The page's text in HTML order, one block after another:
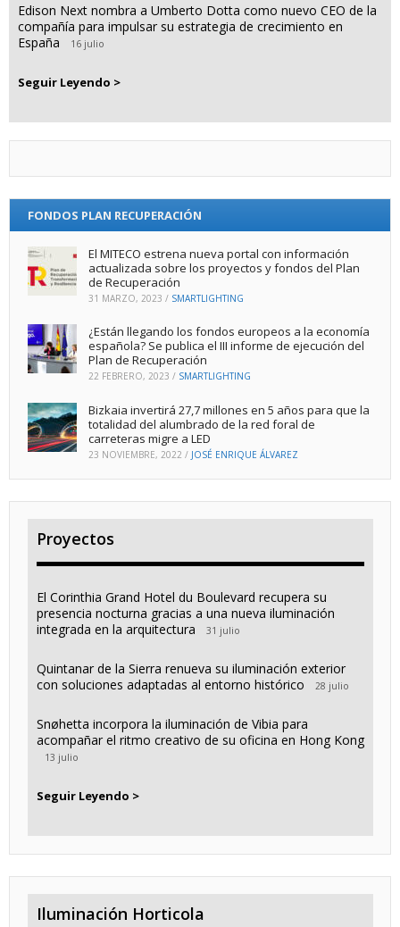
Edison Next nombra a Umberto Dotta como nuevo CEO de la
compañía para impulsar su estrategia de crecimiento en
España
16 julio
Seguir Leyendo >
FONDOS PLAN RECUPERACIÓN
El MITECO estrena nueva portal con información
actualizada sobre los proyectos y fondos del Plan
de Recuperación
31 MARZO, 2023 / SMARTLIGHTING
¿Están llegando los fondos europeos a la economía
española? Se publica el III informe de ejecución del
Plan de Recuperación
22 FEBRERO, 2023 / SMARTLIGHTING
Bizkaia invertirá 27,7 millones en 5 años para que la
totalidad del alumbrado de la red foral de
carreteras migre a LED
23 NOVIEMBRE, 2022 / JOSÉ ENRIQUE ÁLVAREZ
Proyectos
El Corinthia Grand Hotel du Boulevard recupera su
presencia nocturna gracias a una nueva iluminación
integrada en la arquitectura
31 julio
Quintanar de la Sierra renueva su iluminación exterior
con soluciones adaptadas al entorno histórico
28 julio
Snøhetta incorpora la iluminación de Vibia para
acompañar el ritmo creativo de su oficina en Hong Kong
13 julio
Seguir Leyendo >
Iluminación Horticola